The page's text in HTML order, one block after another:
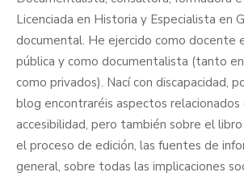
Licenciada en Historia y Especialista en
documental. He ejercido como docente
pública y como documentalista (tanto
como privados). Nací con discapacidad,
blog encontraréis aspectos relacionados
accesibilidad, pero también sobre el
el proceso de edición, las fuentes de
general, sobre todas las implicaciones